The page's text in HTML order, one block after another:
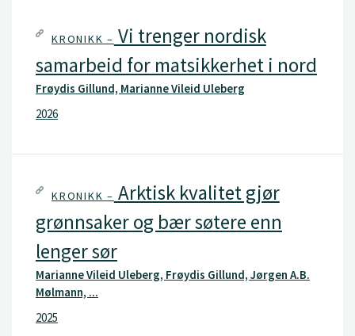
KRONIKK – Vi trenger nordisk
samarbeid for matsikkerhet i nord
Frøydis Gillund, Marianne Vileid Uleberg
2026
KRONIKK – Arktisk kvalitet gjør
grønnsaker og bær søtere enn
lenger sør
Marianne Vileid Uleberg, Frøydis Gillund, Jørgen A.B.
Mølmann, ...
2025